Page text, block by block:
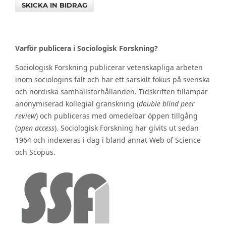
SKICKA IN BIDRAG
Varför publicera i Sociologisk Forskning?
Sociologisk Forskning publicerar vetenskapliga arbeten
inom sociologins fält och har ett särskilt fokus på svenska
och nordiska samhällsförhållanden. Tidskriften tillämpar
anonymiserad kollegial granskning (double blind peer
review) och publiceras med omedelbar öppen tillgång
(open access). Sociologisk Forskning har givits ut sedan
1964 och indexeras i dag i bland annat Web of Science
och Scopus.